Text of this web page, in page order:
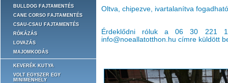
BULLDOG FAJTAMENTÉS
CANE CORSO FAJTAMENTÉS
CSAU-CSAU FAJTAMENTÉS
RÓKÁZÁS
LOVAZÁS
MAJOMKODÁS
KEVERÉK KUTYA
VOLT EGYSZER EGY
MINIMENHELY
Oltva, chipezve, ivartalanítva
Érdeklődni róluk a 06 30 221
info@noeallatotthon.hu címre küldött